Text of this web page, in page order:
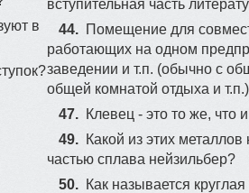
100 в
вступительная часть
44. Помещение для
работающих на одном
заведении и т.п. (обычно с
общей комнатой отдыха и
47. Клевец - это то же, что
49. Какой из этих
частью сплава нейзильбер?
50. Как называется